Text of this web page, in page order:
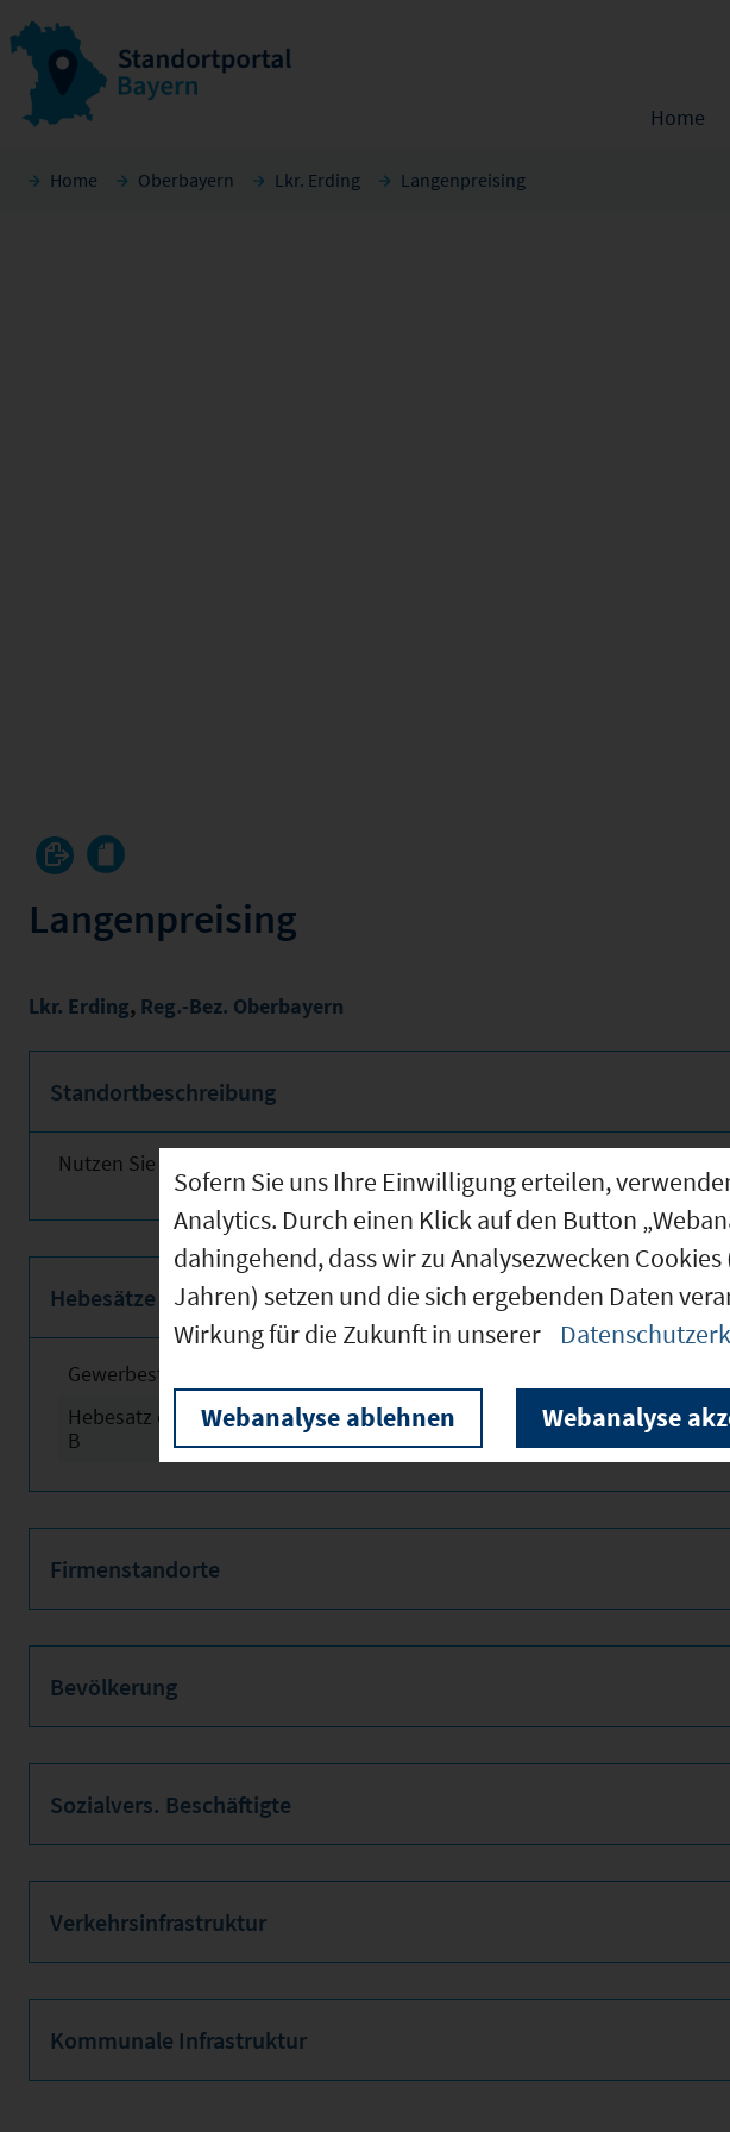
Home
Home Oberbayern Lkr. Erding Langenpreising
Langenpreising
Lkr. Erding, Reg.-Bez. Oberbayern
Standortbeschreibung
Nutzen Sie obenstehende Links für weitere Informationen!
Hebesätze
Gewerbesteuerhebesatz
Hebesatz der Grundsteuer
B
2024 440
Firmenstandorte
Bevölkerung
Sozialvers. Beschäftigte
Verkehrsinfrastruktur
Kommunale Infrastruktur
Sofern Sie uns Ihre Einwilligung erteilen,
Analytics. Durch einen Klick auf den Button
dahingehend, dass wir zu Analysezwecken
Jahren) setzen und die sich ergebenden Daten
Wirkung für die Zukunft in unserer
Webanalyse ablehnen Webanalyse